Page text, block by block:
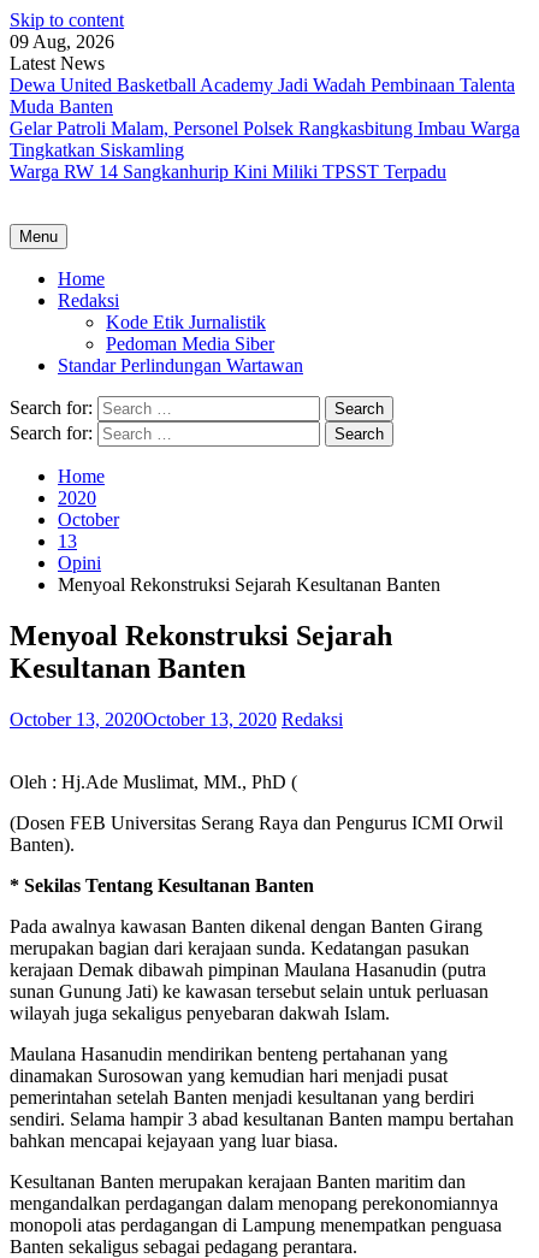
Skip to content
09 Aug, 2026
Latest News
Dewa United Basketball Academy Jadi Wadah Pembinaan Talenta
Muda Banten
Gelar Patroli Malam, Personel Polsek Rangkasbitung Imbau Warga
Tingkatkan Siskamling
Warga RW 14 Sangkanhurip Kini Miliki TPSST Terpadu
Menu
Home
Redaksi
Kode Etik Jurnalistik
Pedoman Media Siber
Standar Perlindungan Wartawan
Search for:
Search for:
Home
2020
October
13
Opini
Menyoal Rekonstruksi Sejarah Kesultanan Banten
Menyoal Rekonstruksi Sejarah
Kesultanan Banten
October 13, 2020October 13, 2020 Redaksi
Oleh : Hj.Ade Muslimat, MM., PhD (
(Dosen FEB Universitas Serang Raya dan Pengurus ICMI Orwil
Banten).
* Sekilas Tentang Kesultanan Banten
Pada awalnya kawasan Banten dikenal dengan Banten Girang
merupakan bagian dari kerajaan sunda. Kedatangan pasukan
kerajaan Demak dibawah pimpinan Maulana Hasanudin (putra
sunan Gunung Jati) ke kawasan tersebut selain untuk perluasan
wilayah juga sekaligus penyebaran dakwah Islam.
Maulana Hasanudin mendirikan benteng pertahanan yang
dinamakan Surosowan yang kemudian hari menjadi pusat
pemerintahan setelah Banten menjadi kesultanan yang berdiri
sendiri. Selama hampir 3 abad kesultanan Banten mampu bertahan
bahkan mencapai kejayaan yang luar biasa.
Kesultanan Banten merupakan kerajaan Banten maritim dan
mengandalkan perdagangan dalam menopang perekonomiannya
monopoli atas perdagangan di Lampung menempatkan penguasa
Banten sekaligus sebagai pedagang perantara.